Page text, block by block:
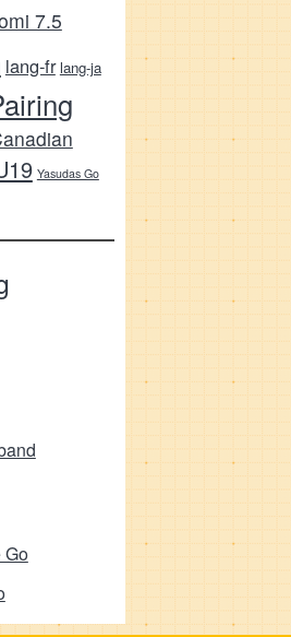
7.5
lang-fr lang-ja
Yasudas Go
Go